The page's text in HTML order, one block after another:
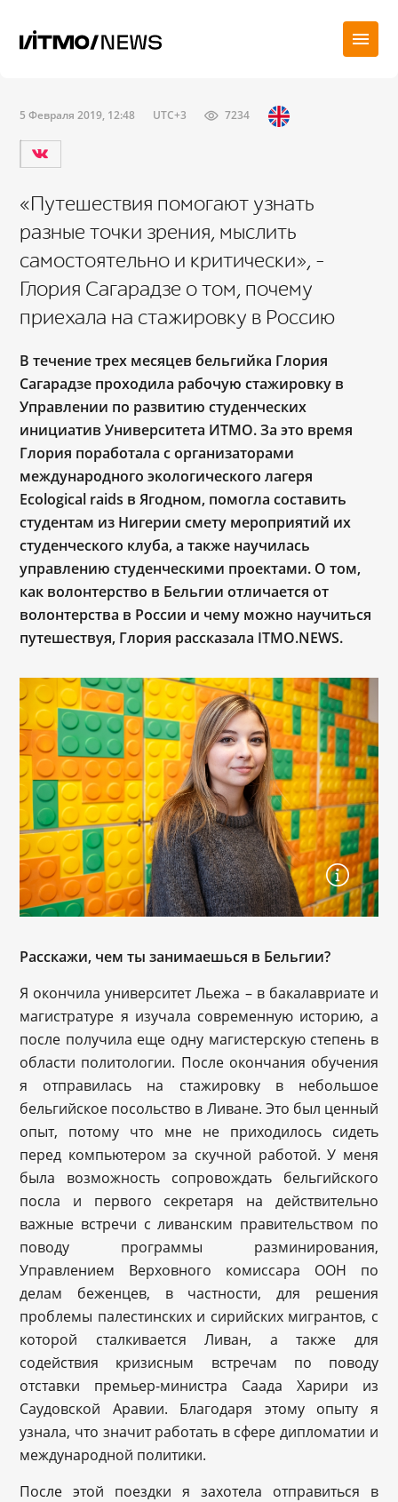
5 Февраля 2019, 12:48 UTC+3 7234
«Путешествия помогают узнать
разные точки зрения, мыслить
самостоятельно и критически», –
Глория Сагарадзе о том, почему
приехала на стажировку в Россию
В течение трех месяцев бельгийка Глория
Сагарадзе проходила рабочую стажировку в
Управлении по развитию студенческих
инициатив Университета ИТМО. За это время
Глория поработала с организаторами
международного экологического лагеря
Ecological raids в Ягодном, помогла составить
студентам из Нигерии смету мероприятий их
студенческого клуба, а также научилась
управлению студенческими проектами. О том,
как волонтерство в Бельгии отличается от
волонтерства в России и чему можно научиться
путешествуя, Глория рассказала ITMO.NEWS.
Расскажи, чем ты занимаешься в Бельгии?
Я окончила университет Льежа – в бакалавриате и
магистратуре я изучала современную историю, а
после получила еще одну магистерскую степень в
области политологии. После окончания обучения
я отправилась на стажировку в небольшое
бельгийское посольство в Ливане. Это был ценный
опыт, потому что мне не приходилось сидеть
перед компьютером за скучной работой. У меня
была возможность сопровождать бельгийского
посла и первого секретаря на действительно
важные встречи с ливанским правительством по
поводу программы разминирования,
Управлением Верховного комиссара ООН по
делам беженцев, в частности, для решения
проблемы палестинских и сирийских мигрантов, с
которой сталкивается Ливан, а также для
содействия кризисным встречам по поводу
отставки премьер-министра Саада Харири из
Саудовской Аравии. Благодаря этому опыту я
узнала, что значит работать в сфере дипломатии и
международной политики.
После этой поездки я захотела отправиться в